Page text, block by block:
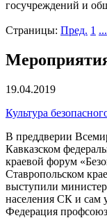
госучреждений и
Страницы: Пред. 1 ...
19.04.2019
Культура
В преддверии
Кавказском
краевой форум
Ставропольском
выступили
населения СК и сам
Федерация